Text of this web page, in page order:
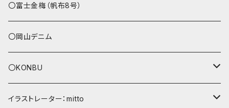
その他
〇富士金梅（帆布8号）
〇岡山デニム
〇KONBU
ショルダーバッグ
イラストレーター：mitto